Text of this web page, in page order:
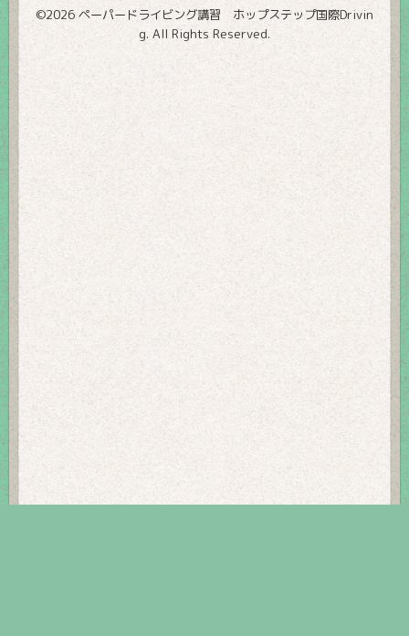
©2026 ペーパードライビング講習 ホップステップ国際Drivin
g. All Rights Reserved.